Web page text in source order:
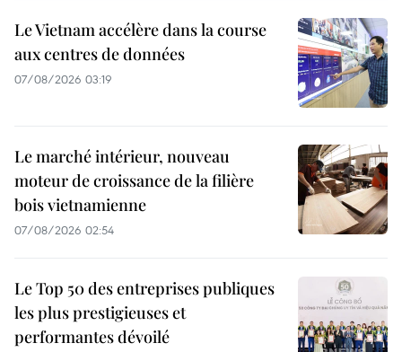
Le Vietnam accélère dans la course
aux centres de données
07/08/2026 03:19
Le marché intérieur, nouveau
moteur de croissance de la filière
bois vietnamienne
07/08/2026 02:54
Le Top 50 des entreprises publiques
les plus prestigieuses et
performantes dévoilé